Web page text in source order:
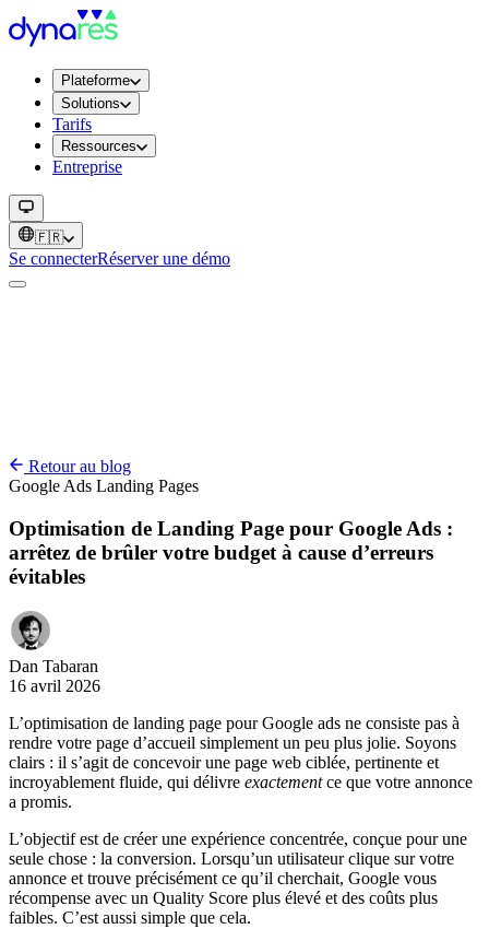
Plateforme
Solutions
Tarifs
Ressources
Entreprise
🇫🇷
Se connecterRéserver une démo
Retour au blog
Google Ads Landing Pages
Optimisation de Landing Page pour Google Ads :
arrêtez de brûler votre budget à cause d’erreurs
évitables
Dan Tabaran
16 avril 2026
L’optimisation de landing page pour Google ads ne consiste pas à
rendre votre page d’accueil simplement un peu plus jolie. Soyons
clairs : il s’agit de concevoir une page web ciblée, pertinente et
incroyablement fluide, qui délivre exactementce que votre annonce
a promis.
L’objectif est de créer une expérience concentrée, conçue pour une
seule chose : la conversion. Lorsqu’un utilisateur clique sur votre
annonce et trouve précisément ce qu’il cherchait, Google vous
récompense avec un Quality Score plus élevé et des coûts plus
faibles. C’est aussi simple que cela.